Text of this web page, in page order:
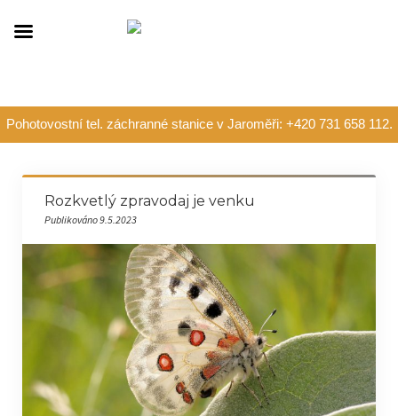
Pohotovostní tel. záchranné stanice v Jaroměři: +420 731 658 112.
Rozkvetlý zpravodaj je venku
Publikováno 9.5.2023